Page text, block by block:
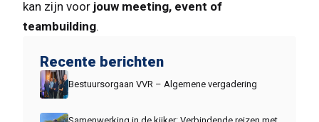
kan zijn voor jouw meeting, event of
teambuilding.
Recente berichten
Bestuursorgaan VVR – Algemene vergadering